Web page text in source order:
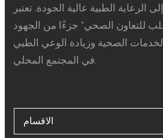
الرعاية الطبية عالية الجودة. تعتبر
للتعاون الصحي” جزءًا من الجهود
الصحية وزيادة الوعي الطبي
في المجتمع المحلي.
الاقسام